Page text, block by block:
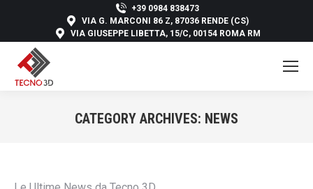
+39 0984 838473
VIA G. MARCONI 86 Z, 87036 RENDE (CS)
VIA GIUSEPPE LIBETTA, 15/C, 00154 ROMA RM
CATEGORY ARCHIVES: NEWS